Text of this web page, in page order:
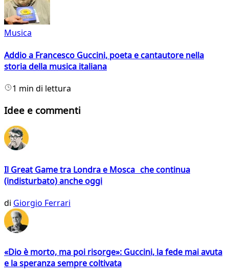
Musica
Addio a Francesco Guccini, poeta e cantautore nella
storia della musica italiana
1 min di lettura
Idee e commenti
Il Great Game tra Londra e Mosca che continua
(indisturbato) anche oggi
di Giorgio Ferrari
«Dio è morto, ma poi risorge»: Guccini, la fede mai avuta
e la speranza sempre coltivata